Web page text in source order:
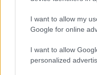
I want to allow my
Google for online
I want to allow
personalized
Αδ. Γεωργιάδης στη
νοσοκομείο θα είναι